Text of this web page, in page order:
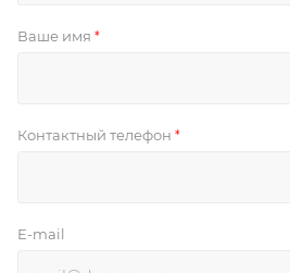
Ваше имя *
Контактный телефон *
E-mail